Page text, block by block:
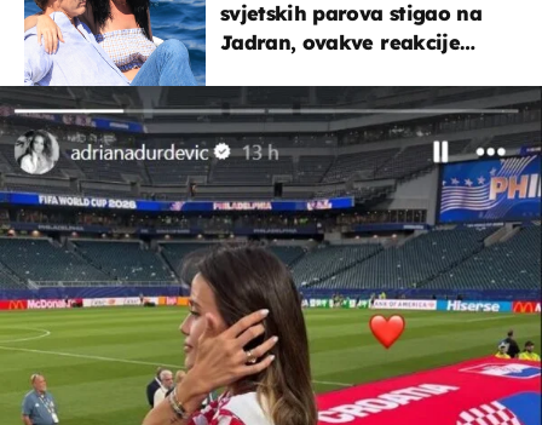
svjetskih parova stigao na
Jadran, ovakve reakcije